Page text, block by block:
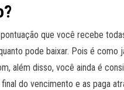
que você recebe
pode baixar. Pois é
além disso, você ainda é
do vencimento e as paga